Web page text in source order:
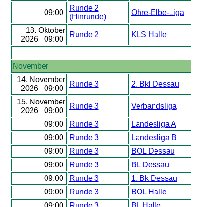
09:00
Runde 2
(Hinrunde)
Ohre-Elbe-Liga
18. Oktober
2026 09:00
Runde 2 KLS Halle
November
14. November
2026 09:00
Runde 3 2. Bkl Dessau
15. November
2026 09:00
Runde 3 Verbandsliga
09:00 Runde 3
Landesliga A
09:00
Runde 3
Landesliga B
09:00
Runde 3
BOL Dessau
09:00
Runde 3
BL Dessau
09:00
Runde 3
1. Bk Dessau
09:00
Runde 3
BOL Halle
09:00
Runde 3
BL Halle